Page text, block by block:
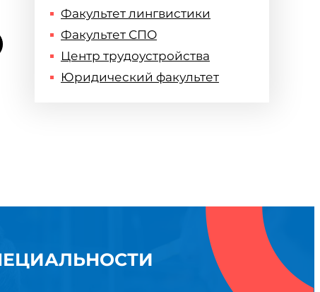
Факультет лингвистики
Факультет СПО
Центр трудоустройства
Юридический факультет